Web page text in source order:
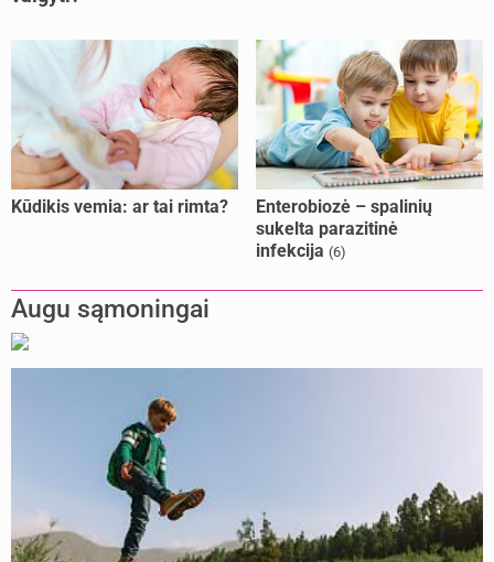
Kūdikis vemia: ar tai rimta?
Enterobiozė – spalinių
sukelta parazitinė
infekcija (6)
Augu sąmoningai